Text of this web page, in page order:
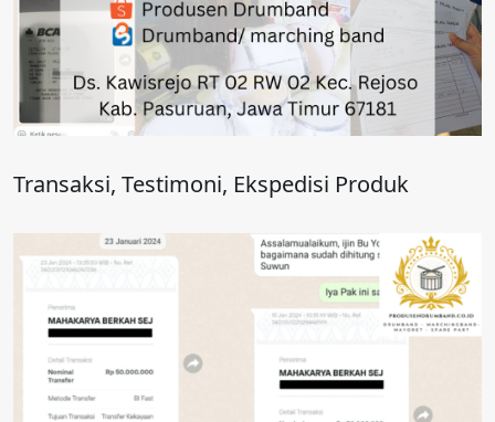
Transaksi, Testimoni, Ekspedisi Produk